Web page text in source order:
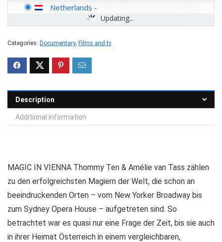
Updating...
Netherlands -
Categories: Documentary, Films and tv
Description
Additional information
MAGIC IN VIENNA Thommy Ten & Amélie van Tass zählen
zu den erfolgreichsten Magiern der Welt, die schon an
beeindruckenden Orten – vom New Yorker Broadway bis
zum Sydney Opera House – aufgetreten sind. So
betrachtet war es quasi nur eine Frage der Zeit, bis sie auch
in ihrer Heimat Österreich in einem vergleichbaren,